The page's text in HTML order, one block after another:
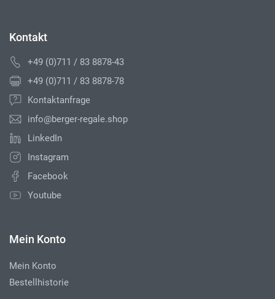
Kontakt
+49 (0)711 / 83 8878-43
+49 (0)711 / 83 8878-78
Kontaktanfrage
info@berger-regale.shop
LinkedIn
Instagram
Facebook
Youtube
Mein Konto
Mein Konto
Bestellhistorie